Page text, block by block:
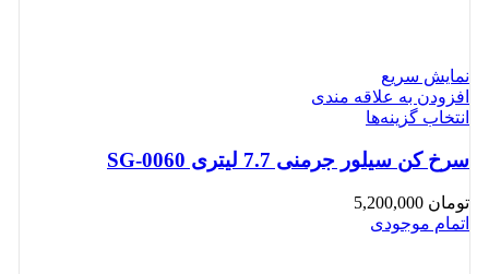
نمایش سریع
افزودن به علاقه مندی
انتخاب گزینه‌ها
سرخ کن سیلور جرمنی 7.7 لیتری SG-0060
تومان
اتمام موجودی